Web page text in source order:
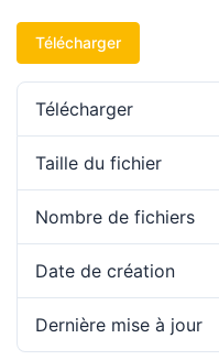
Télécharger
Télécharger
Taille du fichier
Nombre de fichiers
Date de création
Dernière mise à jour